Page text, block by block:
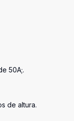
50A;.
de altura.